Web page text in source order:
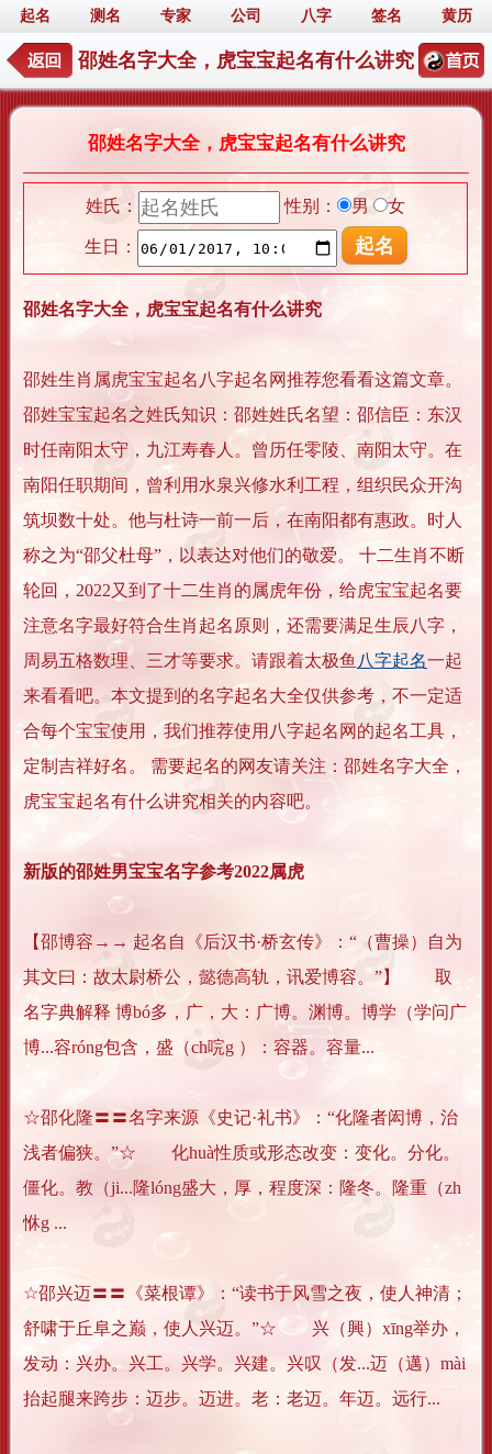
起名 测名 专家 公司 八字 签名 黄历
邵姓名字大全，虎宝宝起名有什么讲究
邵姓名字大全，虎宝宝起名有什么讲究
姓氏： 性别： 男 女
生日：
邵姓名字大全，虎宝宝起名有什么讲究
邵姓生肖属虎宝宝起名八字起名网推荐您看看这篇文章。
邵姓宝宝起名之姓氏知识：邵姓姓氏名望：邵信臣：东汉
时任南阳太守，九江寿春人。曾历任零陵、南阳太守。在
南阳任职期间，曾利用水泉兴修水利工程，组织民众开沟
筑坝数十处。他与杜诗一前一后，在南阳都有惠政。时人
称之为“邵父杜母”，以表达对他们的敬爱。 十二生肖不断
轮回，2022又到了十二生肖的属虎年份，给虎宝宝起名要
注意名字最好符合生肖起名原则，还需要满足生辰八字，
周易五格数理、三才等要求。请跟着太极鱼 八字起名一起
来看看吧。本文提到的名字起名大全仅供参考，不一定适
合每个宝宝使用，我们推荐使用八字起名网的起名工具，
定制吉祥好名。 需要起名的网友请关注：邵姓名字大全，
虎宝宝起名有什么讲究相关的内容吧。
新版的邵姓男宝宝名字参考2022属虎
【邵博容→→ 起名自《后汉书·桥玄传》：“（曹操）自为
其文曰：故太尉桥公，懿德高轨，讯爱博容。”】 取
名字典解释 博bó多，广，大：广博。渊博。博学（学问广
博...容róng包含，盛（ch唍g ）：容器。容量...
☆邵化隆〓〓名字来源《史记·礼书》：“化隆者闳博，治
浅者偏狭。”☆ 化huà性质或形态改变：变化。分化。
僵化。教（ji...隆lóng盛大，厚，程度深：隆冬。隆重（zh
恘g ...
☆邵兴迈〓〓《菜根谭》：“读书于风雪之夜，使人神清；
舒啸于丘阜之巅，使人兴迈。”☆ 兴（興）xīng举办，
发动：兴办。兴工。兴学。兴建。兴叹（发...迈（邁）mài
抬起腿来跨步：迈步。迈进。老：老迈。年迈。远行...